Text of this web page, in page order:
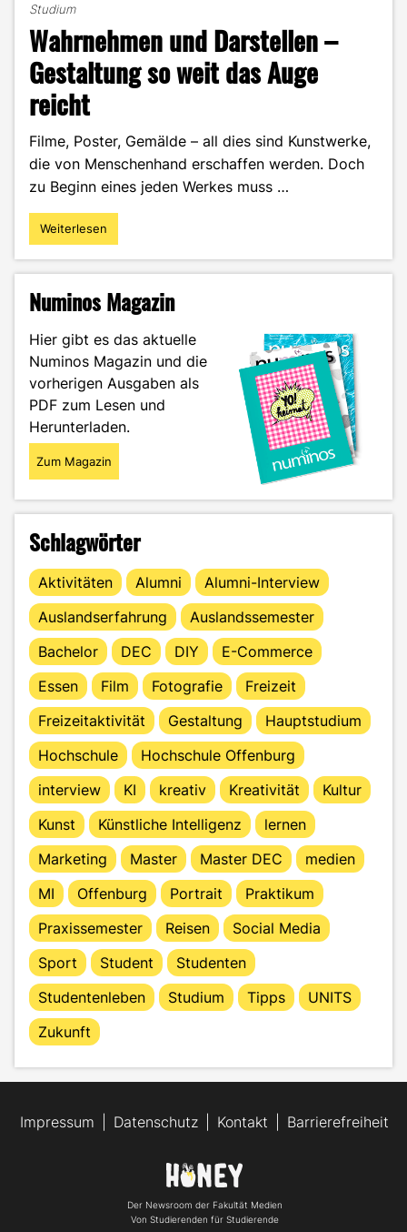
Studium
Wahrnehmen und Darstellen –
Gestaltung so weit das Auge
reicht
Filme, Poster, Gemälde – all dies sind Kunstwerke,
die von Menschenhand erschaffen werden. Doch
zu Beginn eines jeden Werkes muss …
"Wahrnehmen
und
Gestaltung
weit
das
Auge
reicht"
Weiterlesen
Numinos Magazin
Hier gibt es das aktuelle
Numinos Magazin und die
vorherigen Ausgaben als
PDF zum Lesen und
Herunterladen.
Zum Magazin
Schlagwörter
Aktivitäten Alumni
Alumni-Interview
Auslandserfahrung
Auslandssemester
Bachelor
DEC DIY
E-Commerce
Essen
Film Fotografie
Freizeit
Freizeitaktivität
Gestaltung
Hauptstudium
Hochschule
Hochschule Offenburg
interview
KI kreativ Kreativität
Kultur
Kunst
Künstliche Intelligenz
lernen
Marketing
Master Master DEC
medien
MI
Offenburg Portrait
Praktikum
Praxissemester
Reisen
Social Media
Sport
Student
Studenten
Studentenleben
Studium Tipps
UNITS
Zukunft
Der Newsroom der Fakultät Medien
Von Studierenden für Studierende
Impressum Datenschutz Kontakt Barrierefreiheit